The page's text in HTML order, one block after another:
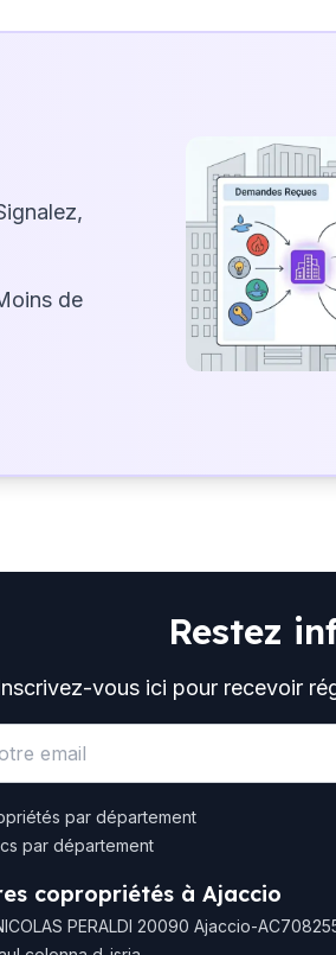
de
Restez
vous ici pour recevoir
address
par département
par département
copropriétés à Ajaccio
PERALDI 20090 Ajaccio-